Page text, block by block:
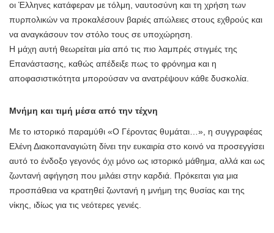
οι Έλληνες κατάφεραν με τόλμη, ναυτοσύνη και τη χρήση των
πυρπολικών να προκαλέσουν βαριές απώλειες στους εχθρούς και
να αναγκάσουν τον στόλο τους σε υποχώρηση.
Η μάχη αυτή θεωρείται μία από τις πιο λαμπρές στιγμές της
Επανάστασης, καθώς απέδειξε πως το φρόνημα και η
αποφασιστικότητα μπορούσαν να ανατρέψουν κάθε δυσκολία.
Μνήμη και τιμή μέσα από την τέχνη
Με το ιστορικό παραμύθι «Ο Γέροντας θυμάται…», η συγγραφέας
Ελένη Διακοπαναγιώτη δίνει την ευκαιρία στο κοινό να προσεγγίσει
αυτό το ένδοξο γεγονός όχι μόνο ως ιστορικό μάθημα, αλλά και ως
ζωντανή αφήγηση που μιλάει στην καρδιά. Πρόκειται για μια
προσπάθεια να κρατηθεί ζωντανή η μνήμη της θυσίας και της
νίκης, ιδίως για τις νεότερες γενιές.